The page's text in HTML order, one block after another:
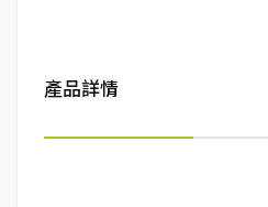
產品詳情